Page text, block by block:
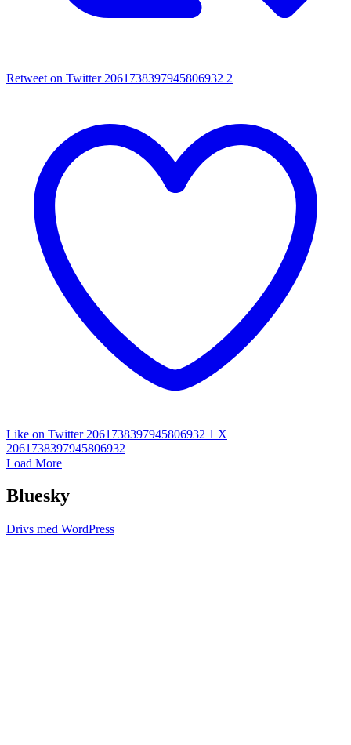
Retweet on Twitter 2061738397945806932 2
Like on Twitter 2061738397945806932 1 X
2061738397945806932
Load More
Bluesky
Drivs med WordPress